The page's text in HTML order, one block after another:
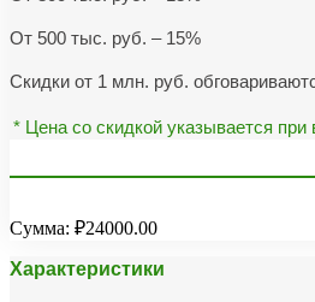
От 500 тыс. руб. – 15%
Скидки от 1 млн. руб.
* Цена со скидкой указывается при
Сумма: ₽24000.00
Характеристики